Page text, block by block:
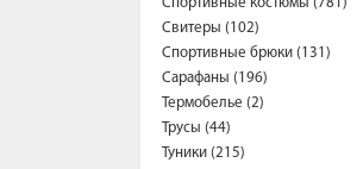
Свитеры (102)
Спортивные брюки (131)
Сарафаны (196)
Термобелье (2)
Трусы (44)
Туники (215)